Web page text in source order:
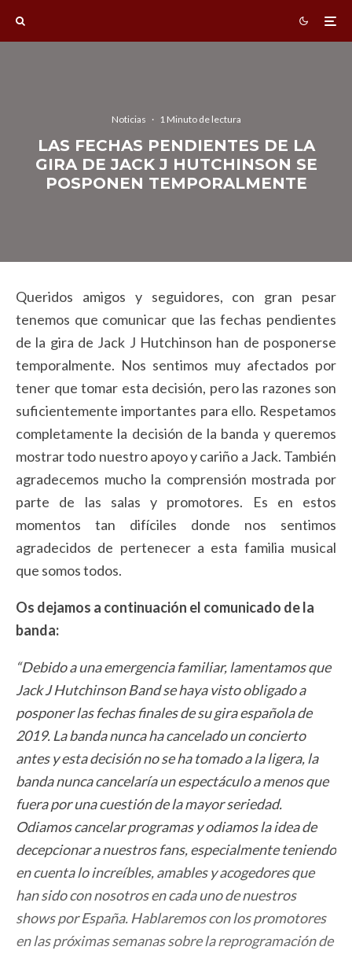
Noticias · 1 Minuto de lectura
LAS FECHAS PENDIENTES DE LA
GIRA DE JACK J HUTCHINSON SE
POSPONEN TEMPORALMENTE
Queridos amigos y seguidores, con gran pesar
tenemos que comunicar que las fechas pendientes
de la gira de Jack J Hutchinson han de posponerse
temporalmente. Nos sentimos muy afectados por
tener que tomar esta decisión, pero las razones son
suficientemente importantes para ello. Respetamos
completamente la decisión de la banda y queremos
mostrar todo nuestro apoyo y cariño a Jack. También
agradecemos mucho la comprensión mostrada por
parte de las salas y promotores. Es en estos
momentos tan difíciles donde nos sentimos
agradecidos de pertenecer a esta familia musical
que somos todos.
Os dejamos a continuación el comunicado de la
banda:
“Debido a una emergencia familiar, lamentamos que
Jack J Hutchinson Band se haya visto obligado a
posponer las fechas finales de su gira española de
2019. La banda nunca ha cancelado un concierto
antes y esta decisión no se ha tomado a la ligera, la
banda nunca cancelaría un espectáculo a menos que
fuera por una cuestión de la mayor seriedad.
Odiamos cancelar programas y odiamos la idea de
decepcionar a nuestros fans, especialmente teniendo
en cuenta lo increíbles, amables y acogedores que
han sido con nosotros en cada uno de nuestros
shows por España. Hablaremos con los promotores
en las próximas semanas sobre la reprogramación de